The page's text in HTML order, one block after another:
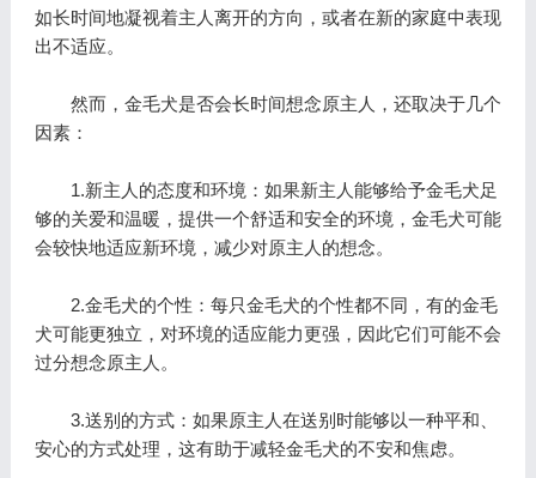
如长时间地凝视着主人离开的方向，或者在新的家庭中表现
出不适应。
然而，金毛犬是否会长时间想念原主人，还取决于几个
因素：
1.新主人的态度和环境：如果新主人能够给予金毛犬足
够的关爱和温暖，提供一个舒适和安全的环境，金毛犬可能
会较快地适应新环境，减少对原主人的想念。
2.金毛犬的个性：每只金毛犬的个性都不同，有的金毛
犬可能更独立，对环境的适应能力更强，因此它们可能不会
过分想念原主人。
3.送别的方式：如果原主人在送别时能够以一种平和、
安心的方式处理，这有助于减轻金毛犬的不安和焦虑。